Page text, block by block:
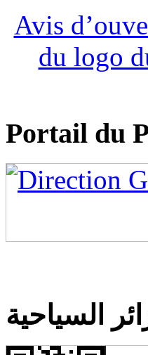
Avis
du logo
Portail du
السياحية